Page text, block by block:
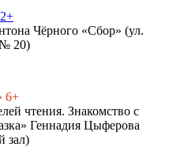
Чёрного «Сбор» (ул.
20)
6+
чтения. Знакомство с
Геннадия Цыферова
зал)